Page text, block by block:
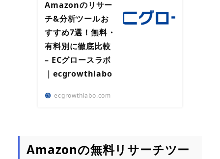
Amazonのリサー
チ&分析ツールお
すすめ7選！無料・
有料別に徹底比較
– ECグロースラボ
｜ecgrowthlabo
ecgrowthlabo.com
Amazonの無料リサーチツー